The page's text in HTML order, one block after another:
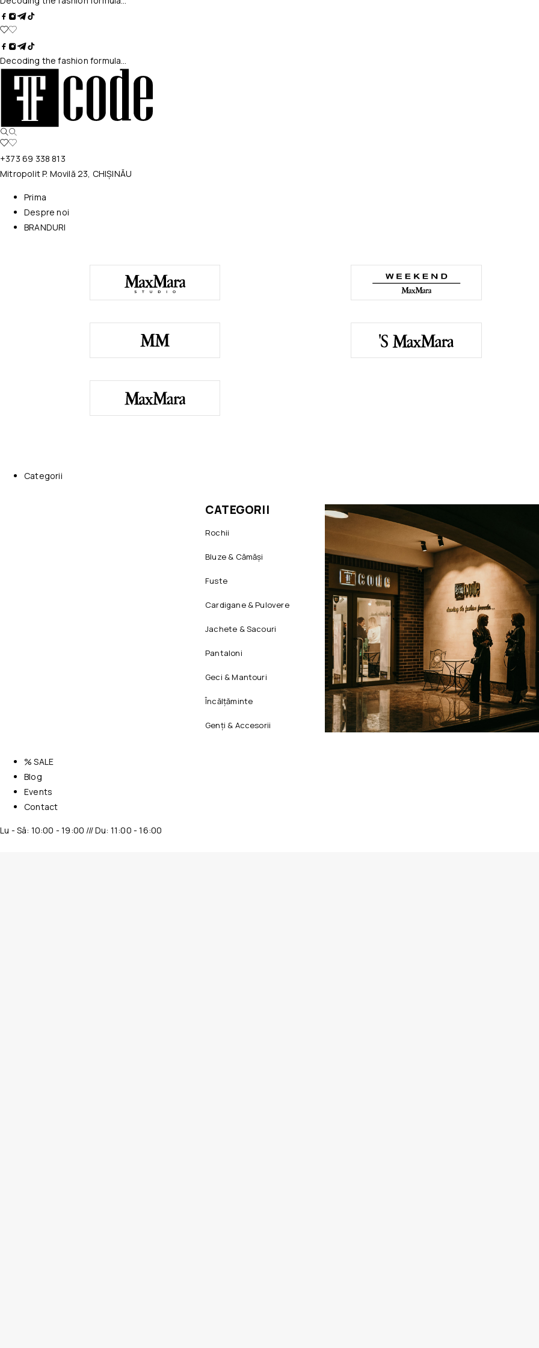
Decoding the fashion formula…
+373 69 338 813
Mitropolit P. Movilă 23, CHIȘINĂU
Prima
Despre noi
BRANDURI
Categorii
CATEGORII
Rochii
Bluze & Cămăși
Fuste
Cardigane & Pulovere
Jachete & Sacouri
Pantaloni
Geci & Mantouri
Încălțăminte
Genți & Accesorii
% SALE
Blog
Events
Contact
Lu - Sâ: 10:00 - 19:00 /// Du: 11:00 - 16:00